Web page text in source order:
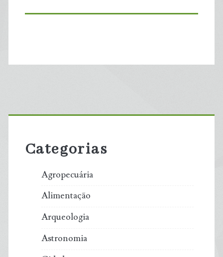
Primary
Sidebar
Categorias
Agropecuária
Alimentação
Arqueologia
Astronomia